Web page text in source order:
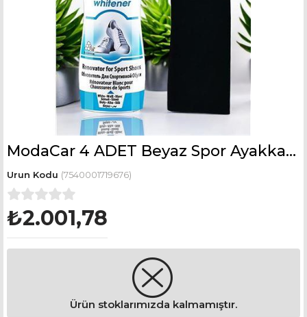
ModaCar 4 ADET Beyaz Spor Ayakkabı Boyası Show Kılıfında 719676 TOPTAN PAKET
(7540001719676)
₺2.001,78
Ürün stoklarımızda kalmamıştır.